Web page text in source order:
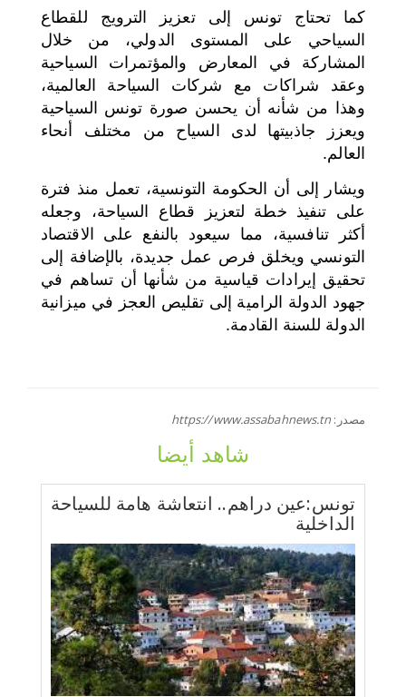
كما تحتاج تونس إلى تعزيز الترويج للقطاع
السياحي على المستوى الدولي، من خلال
المشاركة في المعارض والمؤتمرات السياحية
وعقد شراكات مع شركات السياحة العالمية،
وهذا من شأنه أن يحسن صورة تونس السياحية
ويعزز جاذبيتها لدى السياح من مختلف أنحاء
العالم.
ويشار إلى أن الحكومة التونسية، تعمل منذ فترة
على تنفيذ خطة لتعزيز قطاع السياحة، وجعله
أكثر تنافسية، مما سيعود بالنفع على الاقتصاد
التونسي ويخلق فرص عمل جديدة، بالإضافة إلى
تحقيق إيرادات قياسية من شأنها أن تساهم في
جهود الدولة الرامية إلى تقليص العجز في ميزانية
الدولة للسنة القادمة.
مصدر: https://www.assabahnews.tn
شاهد أيضا
تونس:عين دراهم.. انتعاشة هامة للسياحة
الداخلية